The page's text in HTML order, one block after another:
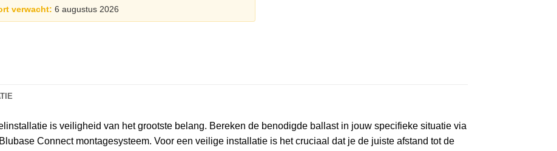
verwacht: 6 augustus 2026
is veiligheid van het grootste belang. Bereken de benodigde ballast in jouw specifieke situatie via
Connect montagesysteem. Voor een veilige installatie is het cruciaal dat je de juiste afstand tot de